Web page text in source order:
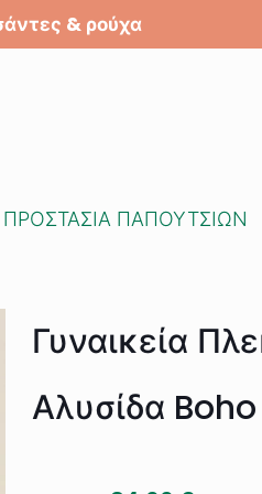
& ρούχα
ΠΡΟΣΤΑΣΙΑ ΠΑΠΟΥΤΣΙΩΝ
Γυναικεία
Αλυσίδα Boho